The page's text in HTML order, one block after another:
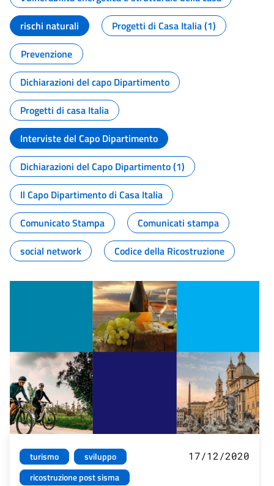
rischi naturali
Progetti di Casa Italia (1)
Prevenzione
Dichiarazioni del capo Dipartimento
Progetti di casa Italia
Interviste del Capo Dipartimento
Dichiarazioni del Capo Dipartimento (1)
Il Capo Dipartimento di Casa Italia
Comunicato Stampa
Comunicati stampa
social network
Codice della Ricostruzione
turismo
sviluppo
ricostruzione post sisma
17/12/2020